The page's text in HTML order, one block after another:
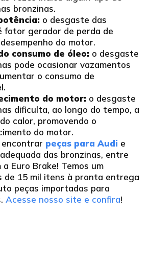
bronzinas.
o desgaste das
fator gerador de perda de
do motor.
consumo de óleo: o desgaste
pode ocasionar vazamentos
o consumo de
do motor: o desgaste
dificulta, ao longo do tempo, a
calor, promovendo o
do motor.
encontrar peças para Audi e
das bronzinas, entre
Euro Brake! Temos um
de 15 mil itens à pronta entrega
peças importadas para
Acesse nosso site e confira!